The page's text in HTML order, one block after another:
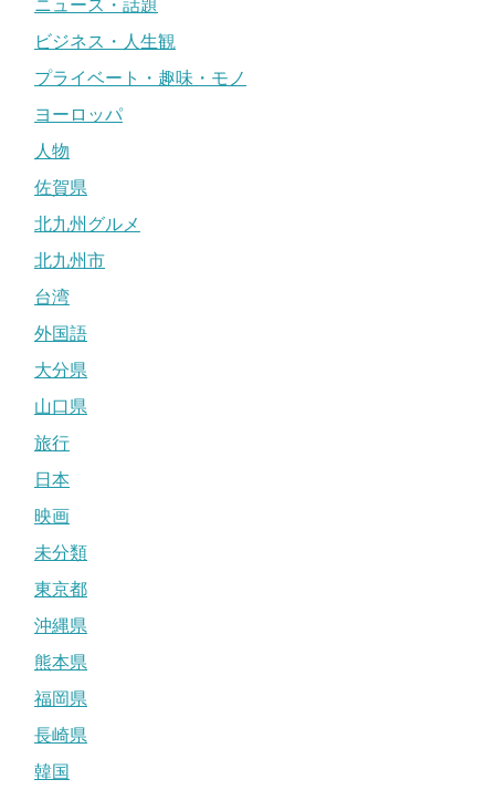
ニュース・話題
ビジネス・人生観
プライベート・趣味・モノ
ヨーロッパ
人物
佐賀県
北九州グルメ
北九州市
台湾
外国語
大分県
山口県
旅行
日本
映画
未分類
東京都
沖縄県
熊本県
福岡県
長崎県
韓国